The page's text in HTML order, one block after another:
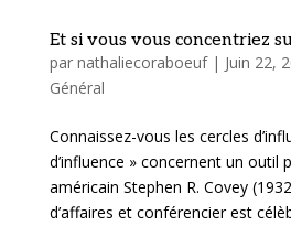
Et si vous vous concentriez
par nathaliecoraboeuf| Juin 22,
Général
Connaissez-vous les cercles
d’influence » concernent un outil
américain Stephen R. Covey
d’affaires et conférencier est